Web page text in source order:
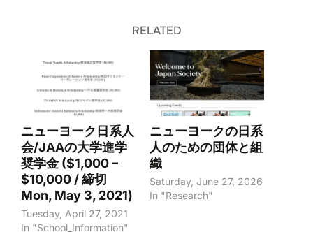
RELATED
ニューヨーク日系人
会/JAAの大学進学
奨学金 ($1,000 –
$10,000 / 締切
Mon, May 3, 2021)
Tuesday, April 27, 2021
In "School_Information"
ニューヨークの日系
人のための団体と組
織
Saturday, June 27, 2026
In "Research"